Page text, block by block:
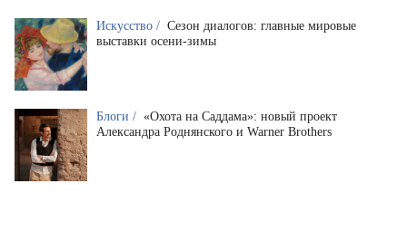
Искусство / Сезон диалогов: главные мировые
выставки осени-зимы
Блоги / «Охота на Саддама»: новый проект
Александра Роднянского и Warner Brothers